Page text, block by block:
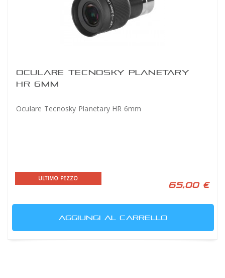
OCULARE TECNOSKY PLANETARY
HR 6MM
Oculare Tecnosky Planetary HR 6mm
ULTIMO PEZZO
65,00 €
AGGIUNGI AL CARRELLO